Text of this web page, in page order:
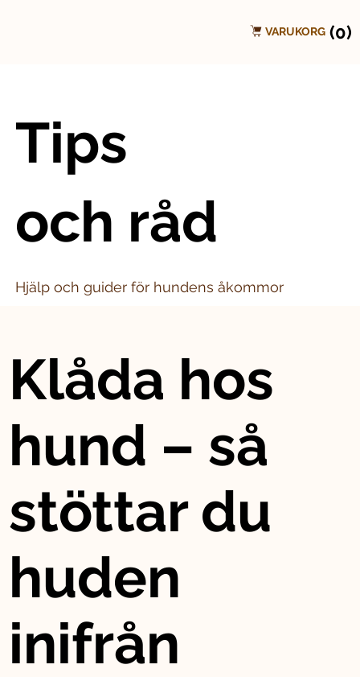
VARUKORG (0)
Tips
och råd
Hjälp och guider för hundens åkommor
Klåda hos
hund – så
stöttar du
huden
inifrån